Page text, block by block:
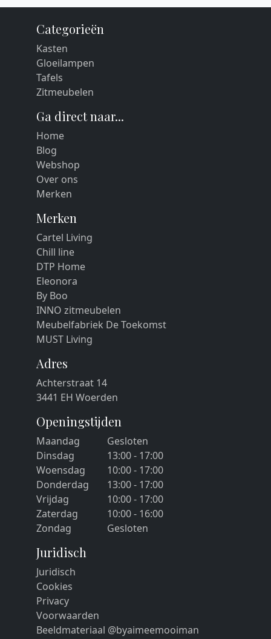
Categorieën
Kasten
Gloeilampen
Tafels
Zitmeubelen
Ga direct naar...
Home
Blog
Webshop
Over ons
Merken
Merken
Cartel Living
Chill line
DTP Home
Eleonora
By Boo
INNO zitmeubelen
Meubelfabriek De Toekomst
MUST Living
Adres
Achterstraat 14
3441 EH Woerden
Openingstijden
Maandag
Gesloten
Dinsdag
13:00 - 17:00
Woensdag
10:00 - 17:00
Donderdag
13:00 - 17:00
Vrijdag
10:00 - 17:00
Zaterdag
10:00 - 16:00
Zondag
Gesloten
Juridisch
Juridisch
Cookies
Privacy
Voorwaarden
Beeldmateriaal @byaimeemooiman